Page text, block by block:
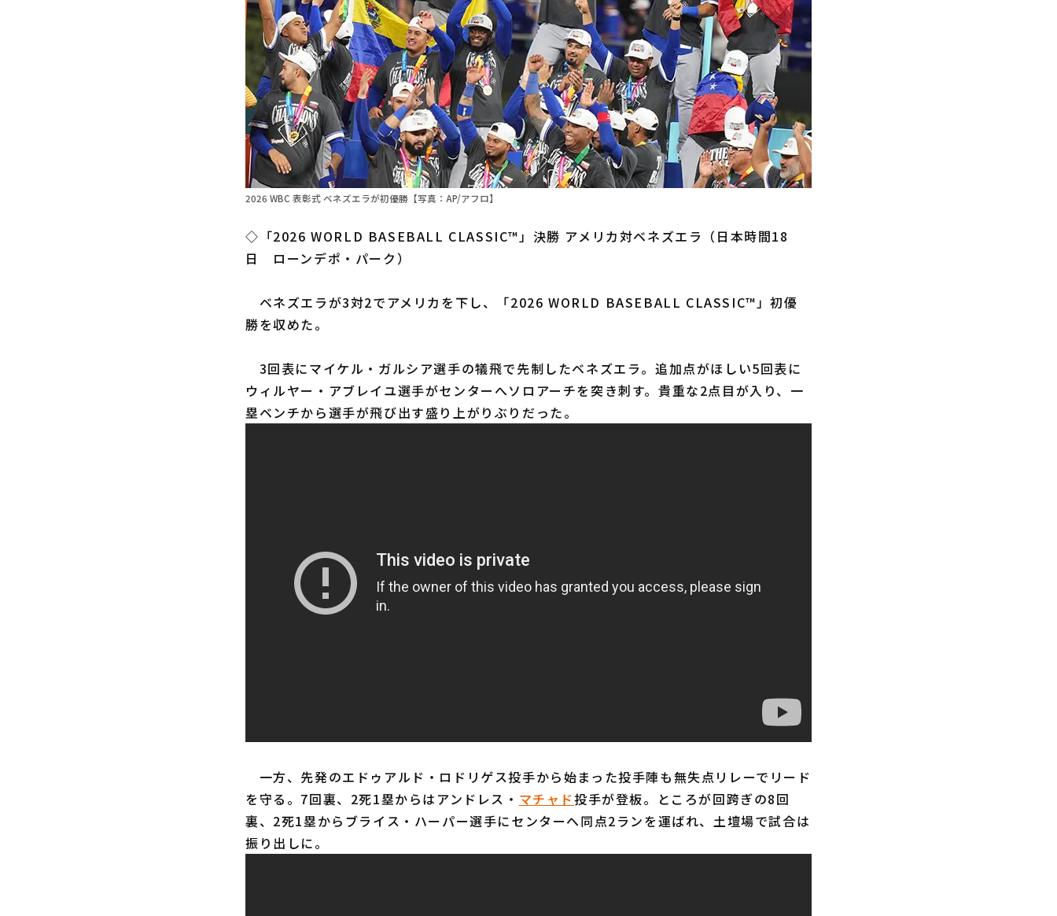
2026 WBC 表彰式 ベネズエラが初優勝【写真：AP/アフロ】
◇「2026 WORLD BASEBALL CLASSIC™」決勝 アメリカ対ベネズエラ（日本時間18
日 ローンデポ・パーク）
ベネズエラが3対2でアメリカを下し、「2026 WORLD BASEBALL CLASSIC™」初優
勝を収めた。
3回表にマイケル・ガルシア選手の犠飛で先制したベネズエラ。追加点がほしい5回表に
ウィルヤー・アブレイユ選手がセンターへソロアーチを突き刺す。貴重な2点目が入り、一
塁ベンチから選手が飛び出す盛り上がりぶりだった。
一方、先発のエドゥアルド・ロドリゲス投手から始まった投手陣も無失点リレーでリード
を守る。7回裏、2死1塁からはアンドレス・ マチャド投手が登板。ところが回跨ぎの8回
裏、2死1塁からブライス・ハーパー選手にセンターへ同点2ランを運ばれ、土壇場で試合は
振り出しに。